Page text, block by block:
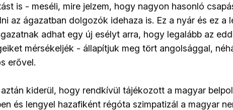
is - meséli, mire jelzem, hogy nagyon hasonló
az ágazatban dolgozók idehaza is. Ez a nyár és ez a
adhat egy új esélyt arra, hogy legalább az
mérsékeljék - állapítjuk meg tört angolsággal,
erővel.
kiderül, hogy rendkívül tájékozott a magyar
és lengyel hazafiként régóta szimpatizál a magyar